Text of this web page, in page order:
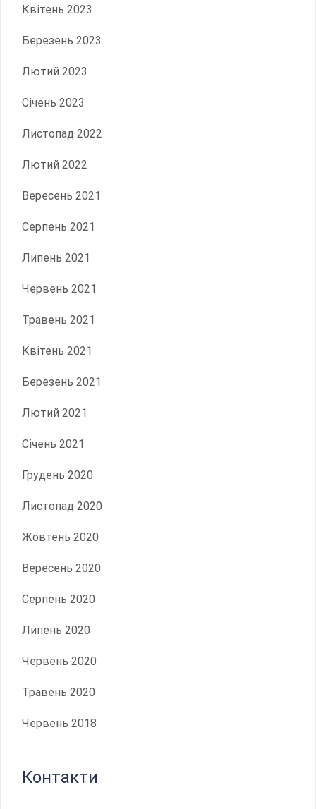
Квітень 2023
Березень 2023
Лютий 2023
Січень 2023
Листопад 2022
Лютий 2022
Вересень 2021
Серпень 2021
Липень 2021
Червень 2021
Травень 2021
Квітень 2021
Березень 2021
Лютий 2021
Січень 2021
Грудень 2020
Листопад 2020
Жовтень 2020
Вересень 2020
Серпень 2020
Липень 2020
Червень 2020
Травень 2020
Червень 2018
Контакти